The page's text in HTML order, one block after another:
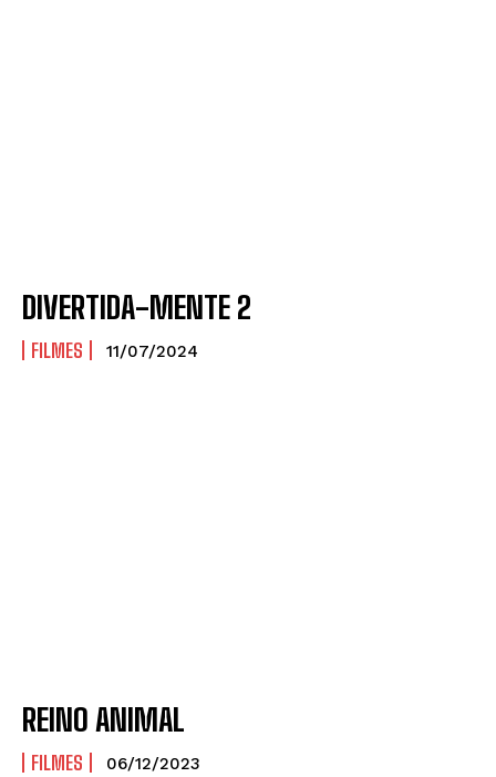
DIVERTIDA-MENTE 2
FILMES 11/07/2024
REINO ANIMAL
FILMES 06/12/2023